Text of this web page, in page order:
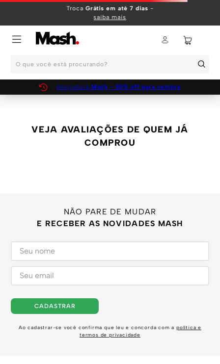
Troca Grátis em até 7 dias -
saiba mais
Assinatura Mash - 20% off para sempre
Você está procurando por:
sunga-boxer-lisa-infantil-
VOCÊ TAMBÉM PODE GOSTAR